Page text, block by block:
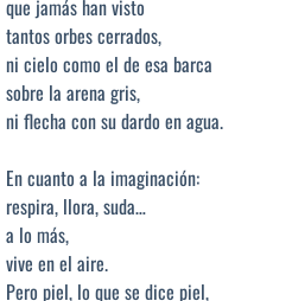
que jamás han visto
tantos orbes cerrados,
ni cielo como el de esa barca
sobre la arena gris,
ni flecha con su dardo en agua.
En cuanto a la imaginación:
respira, llora, suda…
a lo más,
vive en el aire.
Pero piel, lo que se dice piel,